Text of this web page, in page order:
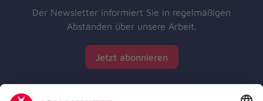
Der Newsletter informiert Sie in regelmäßigen
Abständen über unsere Arbeit.
Jetzt abonnieren